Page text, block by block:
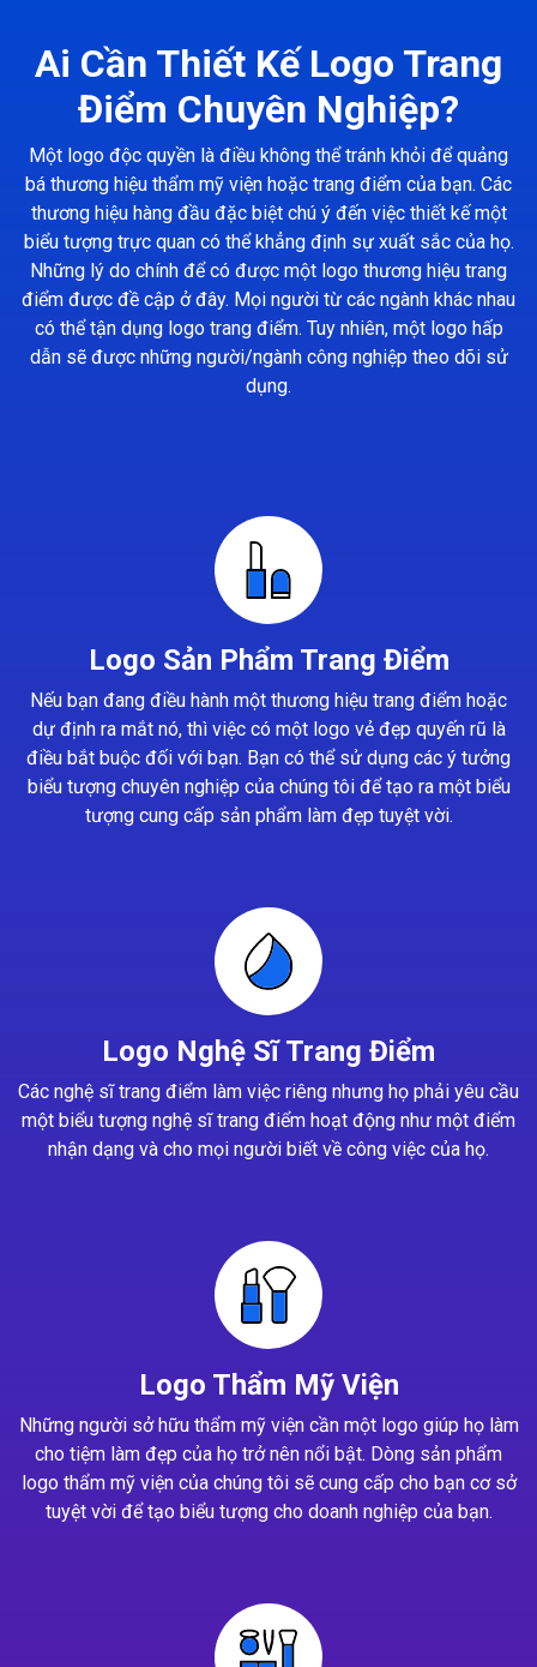
Ai Cần Thiết Kế Logo Trang
Điểm Chuyên Nghiệp?
Một logo độc quyền là điều không thể tránh khỏi để quảng
bá thương hiệu thẩm mỹ viện hoặc trang điểm của bạn. Các
thương hiệu hàng đầu đặc biệt chú ý đến việc thiết kế một
biểu tượng trực quan có thể khẳng định sự xuất sắc của họ.
Những lý do chính để có được một logo thương hiệu trang
điểm được đề cập ở đây. Mọi người từ các ngành khác nhau
có thể tận dụng logo trang điểm. Tuy nhiên, một logo hấp
dẫn sẽ được những người/ngành công nghiệp theo dõi sử
dụng.
Logo Sản Phẩm Trang Điểm
Nếu bạn đang điều hành một thương hiệu trang điểm hoặc
dự định ra mắt nó, thì việc có một logo vẻ đẹp quyến rũ là
điều bắt buộc đối với bạn. Bạn có thể sử dụng các ý tưởng
biểu tượng chuyên nghiệp của chúng tôi để tạo ra một biểu
tượng cung cấp sản phẩm làm đẹp tuyệt vời.
Logo Nghệ Sĩ Trang Điểm
Các nghệ sĩ trang điểm làm việc riêng nhưng họ phải yêu cầu
một biểu tượng nghệ sĩ trang điểm hoạt động như một điểm
nhận dạng và cho mọi người biết về công việc của họ.
Logo Thẩm Mỹ Viện
Những người sở hữu thẩm mỹ viện cần một logo giúp họ làm
cho tiệm làm đẹp của họ trở nên nổi bật. Dòng sản phẩm
logo thẩm mỹ viện của chúng tôi sẽ cung cấp cho bạn cơ sở
tuyệt vời để tạo biểu tượng cho doanh nghiệp của bạn.